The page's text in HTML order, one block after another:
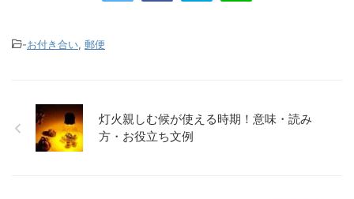
-お付き合い, 郵便
灯火親しむ候が使える時期！意味・読み
方・お役立ち文例